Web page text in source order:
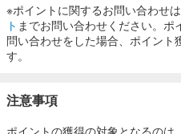
2. 年会費はずっと無料！
Oliveフレキシブルペイ（※一般）
三井住友カード（NL）も年会費無
のため、カード利用と同時に銀行
3. 1枚で5つの役割をカバー
※ポイントに関するお問い合わせは
ト までお問い合わせください。
問い合わせをした場合、ポイント
す。
注意事項
ポイントの獲得の対象となるのは